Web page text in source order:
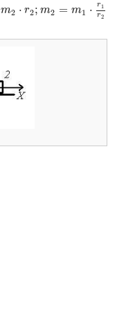
m2 ⋅ r2; m2 = m1 ⋅ r1
r2
m1⋅ r1r2